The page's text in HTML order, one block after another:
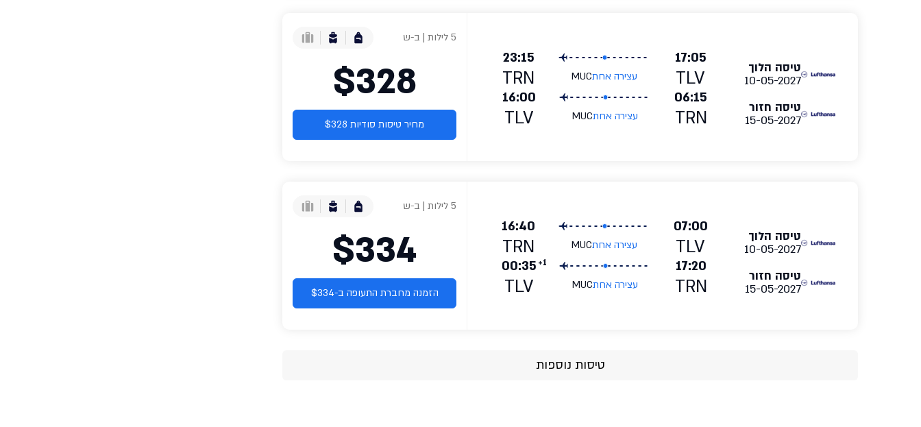
טיסה הלוך
10-05-2027
17:05
TLV עצירה אחתMUC
23:15
TRN
טיסה חזור
15-05-2027
06:15
TRN עצירה אחתMUC
16:00
TLV
$328
5 לילות | ב-ש
מחיר טיסות סודיות $328
טיסה הלוך
10-05-2027
07:00
TLV עצירה אחתMUC
16:40
TRN
טיסה חזור
15-05-2027
17:20
TRN עצירה אחתMUC
00:35 +1
TLV
$334
5 לילות | ב-ש
הזמנה מחברת התעופה ב-$334
טיסות נוספות